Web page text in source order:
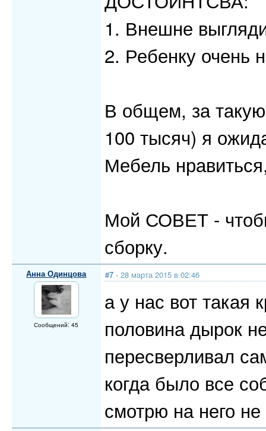
1. Внешне
2. Ребенку очень
В общем, за
100 тысяч) я
Мебель
Мой СОВЕТ -
сборку.
Анна Одинцова
Сообщений: 45
#7 - 28 марта 2015 в 02:46
а у нас вот такая
половина дырок
пересверливал
когда было все
смотрю на него